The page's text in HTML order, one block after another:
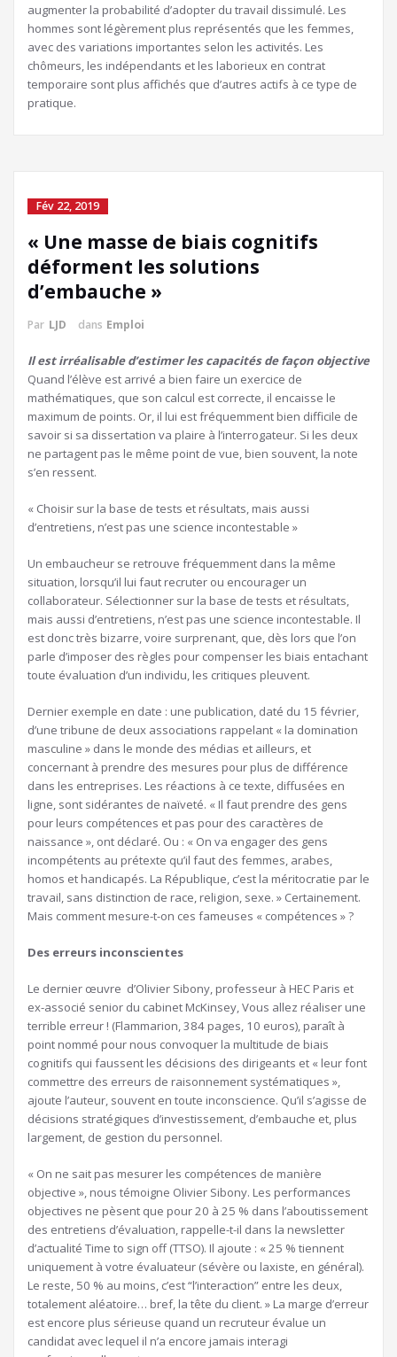
augmenter la probabilité d’adopter du travail dissimulé. Les
hommes sont légèrement plus représentés que les femmes,
avec des variations importantes selon les activités. Les
chômeurs, les indépendants et les laborieux en contrat
temporaire sont plus affichés que d’autres actifs à ce type de
pratique.
Fév 22, 2019
« Une masse de biais cognitifs
déforment les solutions
d’embauche »
Par LJD dans Emploi
Il est irréalisable d’estimer les capacités de façon objective
Quand l’élève est arrivé a bien faire un exercice de
mathématiques, que son calcul est correcte, il encaisse le
maximum de points. Or, il lui est fréquemment bien difficile de
savoir si sa dissertation va plaire à l’interrogateur. Si les deux
ne partagent pas le même point de vue, bien souvent, la note
s’en ressent.
« Choisir sur la base de tests et résultats, mais aussi
d’entretiens, n’est pas une science incontestable »
Un embaucheur se retrouve fréquemment dans la même
situation, lorsqu’il lui faut recruter ou encourager un
collaborateur. Sélectionner sur la base de tests et résultats,
mais aussi d’entretiens, n’est pas une science incontestable. Il
est donc très bizarre, voire surprenant, que, dès lors que l’on
parle d’imposer des règles pour compenser les biais entachant
toute évaluation d’un individu, les critiques pleuvent.
Dernier exemple en date : une publication, daté du 15 février,
d’une tribune de deux associations rappelant « la domination
masculine » dans le monde des médias et ailleurs, et
concernant à prendre des mesures pour plus de différence
dans les entreprises. Les réactions à ce texte, diffusées en
ligne, sont sidérantes de naïveté. « Il faut prendre des gens
pour leurs compétences et pas pour des caractères de
naissance », ont déclaré. Ou : « On va engager des gens
incompétents au prétexte qu’il faut des femmes, arabes,
homos et handicapés. La République, c’est la méritocratie par le
travail, sans distinction de race, religion, sexe. » Certainement.
Mais comment mesure-t-on ces fameuses « compétences » ?
Des erreurs inconscientes
Le dernier œuvre d’Olivier Sibony, professeur à HEC Paris et
ex-associé senior du cabinet McKinsey, Vous allez réaliser une
terrible erreur ! (Flammarion, 384 pages, 10 euros), paraît à
point nommé pour nous convoquer la multitude de biais
cognitifs qui faussent les décisions des dirigeants et « leur font
commettre des erreurs de raisonnement systématiques »,
ajoute l’auteur, souvent en toute inconscience. Qu’il s’agisse de
décisions stratégiques d’investissement, d’embauche et, plus
largement, de gestion du personnel.
« On ne sait pas mesurer les compétences de manière
objective », nous témoigne Olivier Sibony. Les performances
objectives ne pèsent que pour 20 à 25 % dans l’aboutissement
des entretiens d’évaluation, rappelle-t-il dans la newsletter
d’actualité Time to sign off (TTSO). Il ajoute : « 25 % tiennent
uniquement à votre évaluateur (sévère ou laxiste, en général).
Le reste, 50 % au moins, c’est “l’interaction” entre les deux,
totalement aléatoire… bref, la tête du client. » La marge d’erreur
est encore plus sérieuse quand un recruteur évalue un
candidat avec lequel il n’a encore jamais interagi